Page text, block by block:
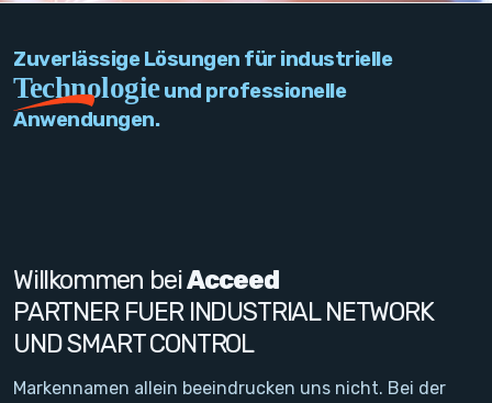
Network
Vision & Video
Sensors and Accessories
Other
Zuverlässige Lösungen für industrielle
Technologie und professionelle
Anwendungen.
Willkommen beiAcceed
PARTNER FUER INDUSTRIAL NETWORK
UND SMART CONTROL
Markennamen allein beeindrucken uns nicht. Bei der